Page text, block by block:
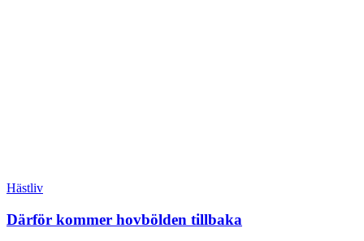
Hästliv
Därför kommer hovbölden tillbaka